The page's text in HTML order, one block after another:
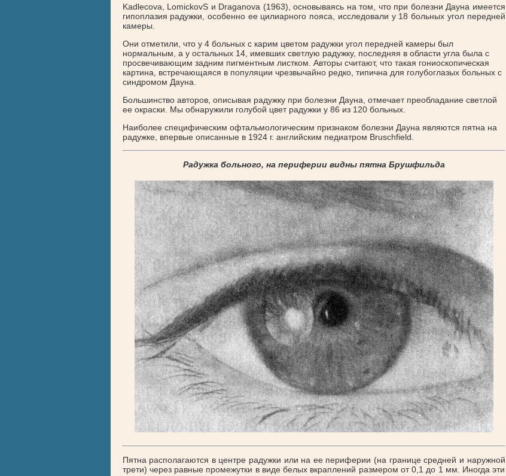
Kadlecova, LomickovS и Draganova (1963), основываясь на том, что при болезни Дауна имеется
гипоплазия радужки, особенно ее цилиарного пояса, исследовали у 18 больных угол передней
камеры.
Они отметили, что у 4 больных с карим цветом радужки угол передней камеры был
нормальным, а у остальных 14, имевших светлую радужку, последняя в области угла была с
просвечивающим задним пигментным листком. Авторы считают, что такая гониоскопическая
картина, встречающаяся в популяции чрезвычайно редко, типична для голубоглазых больных с
синдромом Дауна.
Большинство авторов, описывая радужку при болезни Дауна, отмечает преобладание светлой
ее окраски. Мы обнаружили голубой цвет радужки у 86 из 120 больных.
Наиболее специфическим офтальмологическим признаком болезни Дауна являются пятна на
радужке, впервые описанные в 1924 г. английским педиатром Bruschfield.
Радужка больного, на периферии видны пятна Брушфильда
Пятна располагаются в центре радужки или на ее периферии (на границе средней и наружной
трети) через равные промежутки в виде белых вкраплений размером от 0,1 до 1 мм. Иногда эти